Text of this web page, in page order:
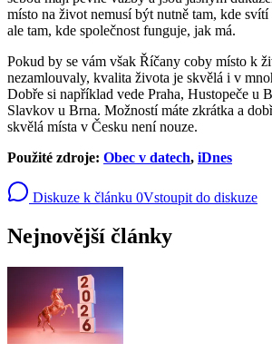
místo na život nemusí být nutně tam, kde
ale tam, kde společnost funguje, jak má.
Pokud by se vám však Říčany coby místo k
nezamlouvaly, kvalita života je skvělá i v
Dobře si například vede Praha, Hustopeče u
Slavkov u Brna. Možností máte zkrátka a
skvělá místa v Česku není nouze.
Použité zdroje: Obec v datech, iDnes
Diskuze k článku 0Vstoupit do diskuze
Nejnovější články